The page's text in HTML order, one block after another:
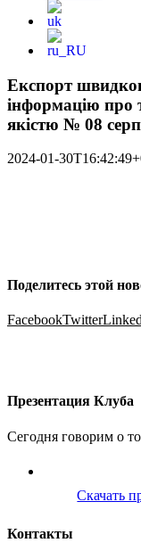
Експорт
інформацію про
якістю № 08
2024-01-
Поделитесь этой
FacebookTwitter
Презентация Клуба
Сегодня говорим о
Скачать
Контакты